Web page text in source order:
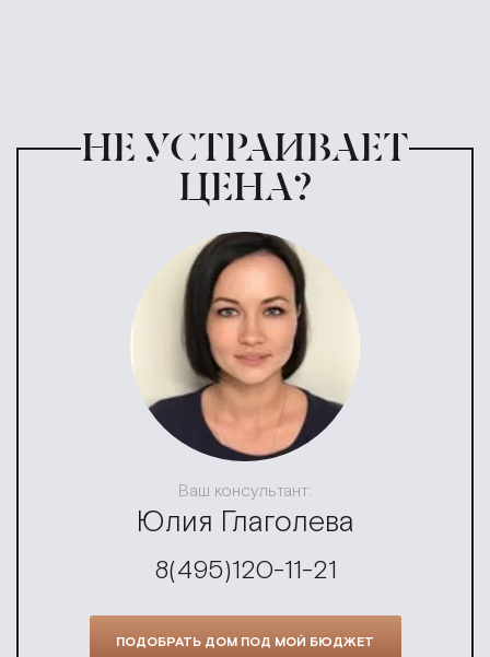
НЕ УСТРАИВАЕТ
ЦЕНА?
Ваш консультант:
Юлия Глаголева
8(495)120-11-21
ПОДОБРАТЬ ДОМ ПОД МОЙ БЮДЖЕТ